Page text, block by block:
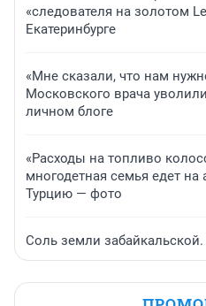
«следователя на золотом
Екатеринбурге
«Мне сказали, что нам
Московского врача
личном блоге
«Расходы на топливо
многодетная семья едет на
Турцию — фото
Соль земли